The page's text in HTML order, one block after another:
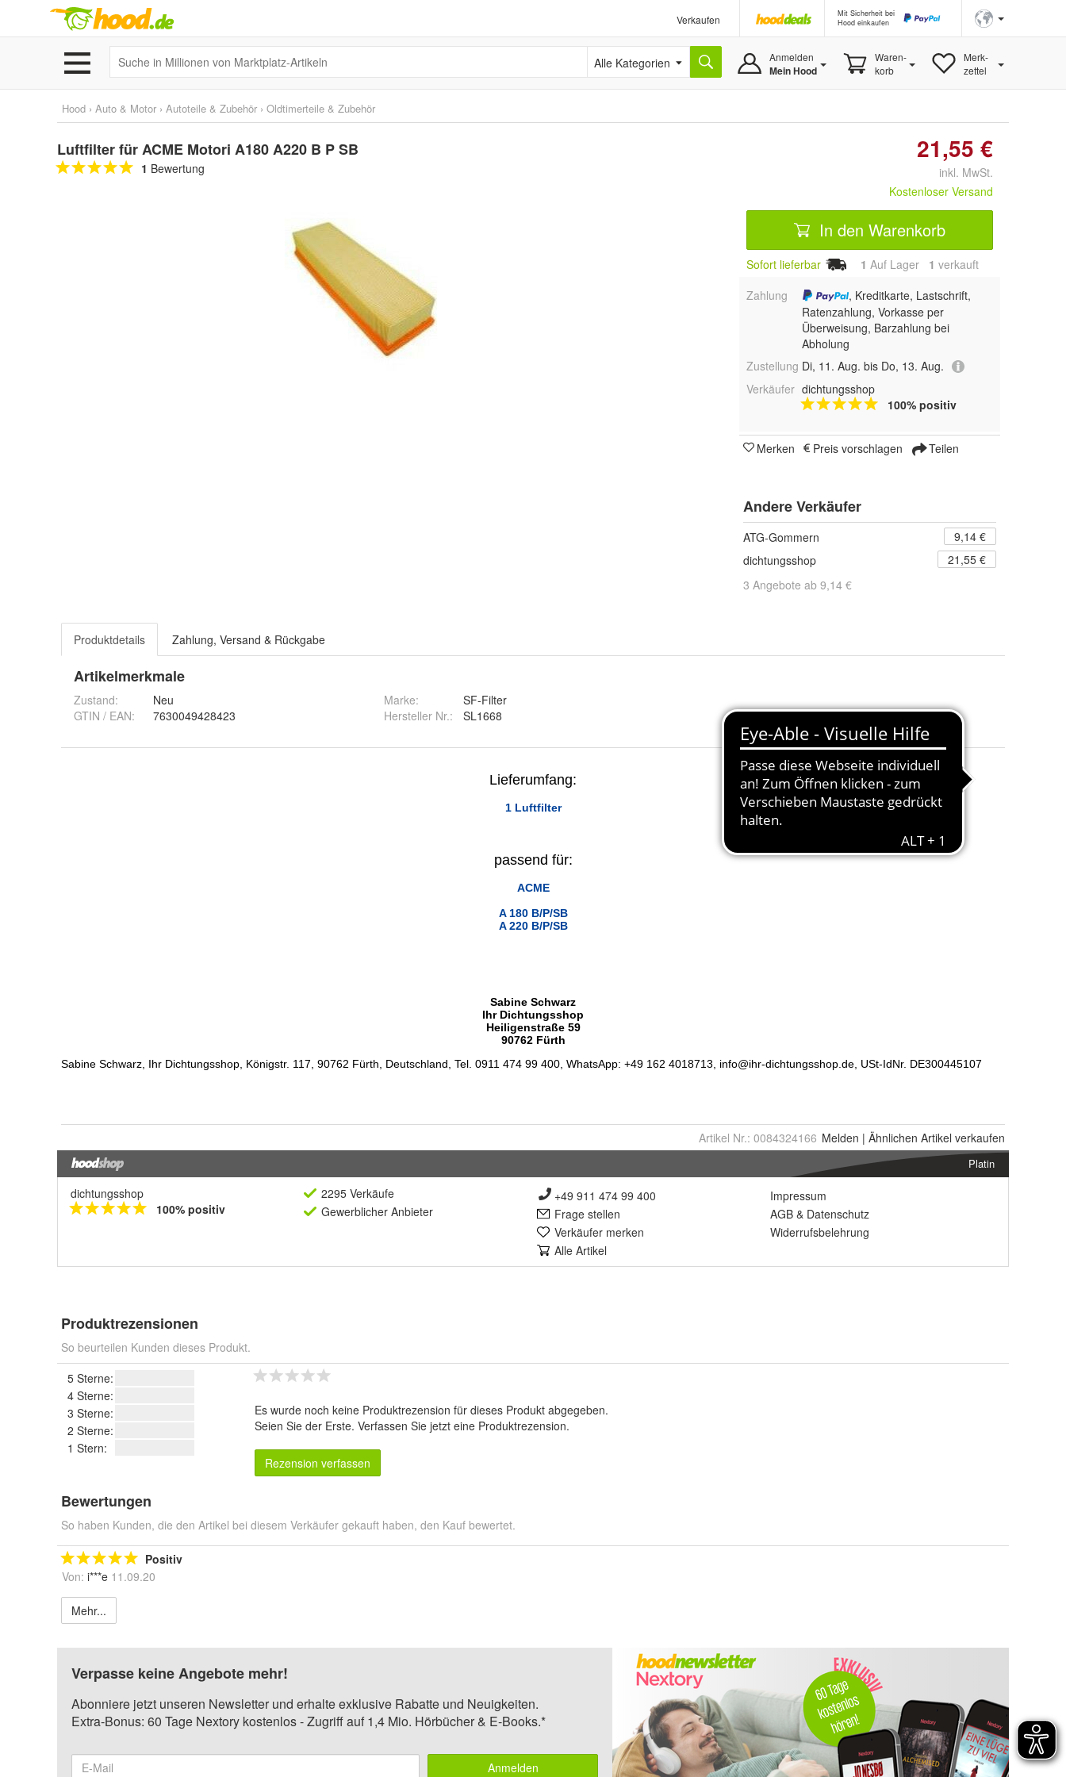
Verkaufen
Mit Sicherheit bei
Hood einkaufen
Alle Kategorien Anmelden
Mein Hood
Waren-
korb
Merk-
zettel
Hood › Auto & Motor › Autoteile & Zubehör › Oldtimerteile & Zubehör
Luftfilter für ACME Motori A180 A220 B P SB
1 Bewertung
21,55 €
inkl. MwSt.
Kostenloser Versand
In den Warenkorb
Sofort lieferbar 1 Auf Lager 1 verkauft
Zahlung
, Kreditkarte, Lastschrift,
Ratenzahlung, Vorkasse per
Überweisung, Barzahlung bei
Abholung
Zustellung Di, 11. Aug. bis Do, 13. Aug.
Verkäufer dichtungsshop
100% positiv
Merken Preis vorschlagen Teilen
Andere Verkäufer
ATG-Gommern
9,14 €
dichtungsshop
21,55 €
3 Angebote ab 9,14 €
Produktdetails Zahlung, Versand & Rückgabe
Artikelmerkmale
Zustand:
Neu
GTIN / EAN:
7630049428423
Marke:
SF-Filter
Hersteller Nr.:
SL1668
Artikel Nr.: 0084324166 Melden | Ähnlichen Artikel verkaufen
Platin
dichtungsshop
100% positiv
2295 Verkäufe
Gewerblicher Anbieter
+49 911 474 99 400
Frage stellen
Verkäufer merken
Alle Artikel
Impressum
AGB & Datenschutz
Widerrufsbelehrung
Produktrezensionen
So beurteilen Kunden dieses Produkt.
5 Sterne:
4 Sterne:
3 Sterne:
2 Sterne:
1 Stern:
Es wurde noch keine Produktrezension für dieses Produkt abgegeben.
Seien Sie der Erste. Verfassen Sie jetzt eine Produktrezension.
Rezension verfassen
Bewertungen
So haben Kunden, die den Artikel bei diesem Verkäufer gekauft haben, den Kauf bewertet.
Positiv
Von: i***e 11.09.20
Mehr...
Verpasse keine Angebote mehr!
Abonniere jetzt unseren Newsletter und erhalte exklusive Rabatte und Neuigkeiten.
Extra-Bonus: 60 Tage Nextory kostenlos - Zugriff auf 1,4 Mio. Hörbücher & E-Books.*
Anmelden